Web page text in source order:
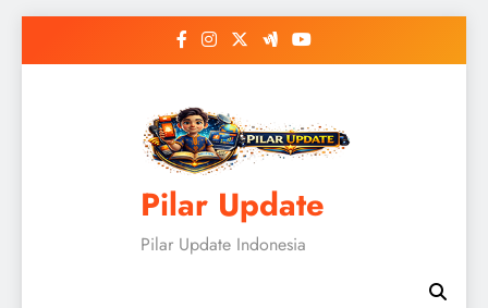
Pilar Update
Pilar Update Indonesia